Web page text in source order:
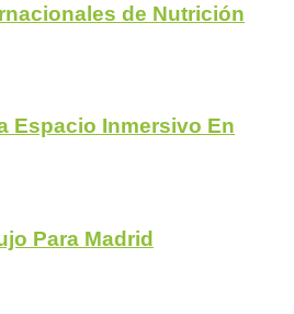
de Nutrición
Espacio Inmersivo En
Para Madrid